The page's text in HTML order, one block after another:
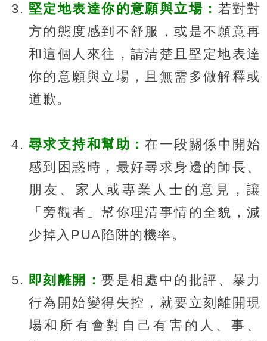
堅定地表達你的意願與立場： 若對對
方的態度感到不舒服，或是不願意再
和這個人來往，請清楚且堅定地表達
你的意願與立場，且無需多做解釋或
道歉。
尋求支持和幫助：在一段關係中開始
感到困惑時，最好尋求身邊的師長、
朋友、家人或專業人士的意見，讓
「旁觀者」幫你理清事情的全貌，減
少掉入PUA陷阱的機率。
即刻離開：要是相處中的批評、暴力
行為開始變得失控，就要立刻離開現
場和所有會對自己有害的人、事、